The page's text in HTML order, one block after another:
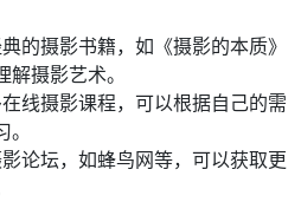
的摄影书籍，如《摄影的本质》
摄影艺术。
线摄影课程，可以根据自己的需
论坛，如蜂鸟网等，可以获取更